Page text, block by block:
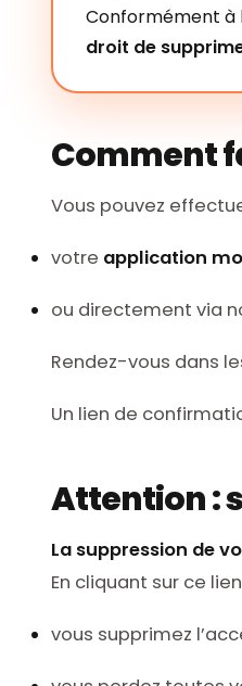
Conformément à
droit de
Comment
Vous pouvez
votre application
ou directement via
Rendez-vous dans
Un lien de
Attention :
La suppression de
En cliquant sur ce
vous supprimez